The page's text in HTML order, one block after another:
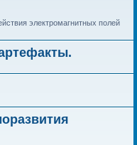
электромагнитных полей